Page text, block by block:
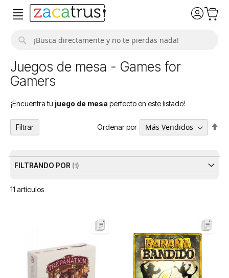
Juegos de mesa - Games for
Gamers
¡Encuentra tu juego de mesa perfecto en este listado!
11 artículos
Ordenar por
Filtrar
FILTRANDO POR